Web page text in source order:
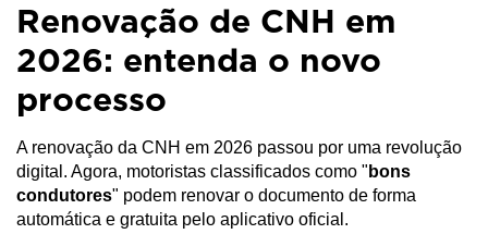
Renovação de CNH em
2026: entenda o novo
processo
A renovação da CNH em 2026 passou por uma revolução
digital. Agora, motoristas classificados como " bons
condutores" podem renovar o documento de forma
automática e gratuita pelo aplicativo oficial.